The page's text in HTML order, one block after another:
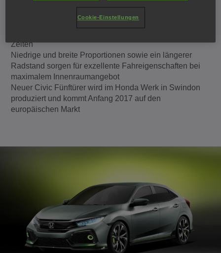
Selbstbewusster Auftritt und markantes neues Design
Zeiten
Niedrige und breite Proportionen sowie ein längerer
Radstand sorgen für exzellente Fahreigenschaften bei
maximalem Innenraumangebot
Neuer Civic Fünftürer wird im Honda Werk in Swindon
produziert und kommt Anfang 2017 auf den
europäischen Markt
Cookie-Einstellungen